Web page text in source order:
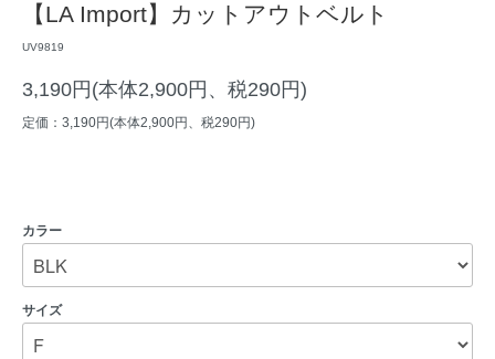
【LA Import】カットアウトベルト
UV9819
3,190円(本体2,900円、税290円)
定価：3,190円(本体2,900円、税290円)
カラー
サイズ